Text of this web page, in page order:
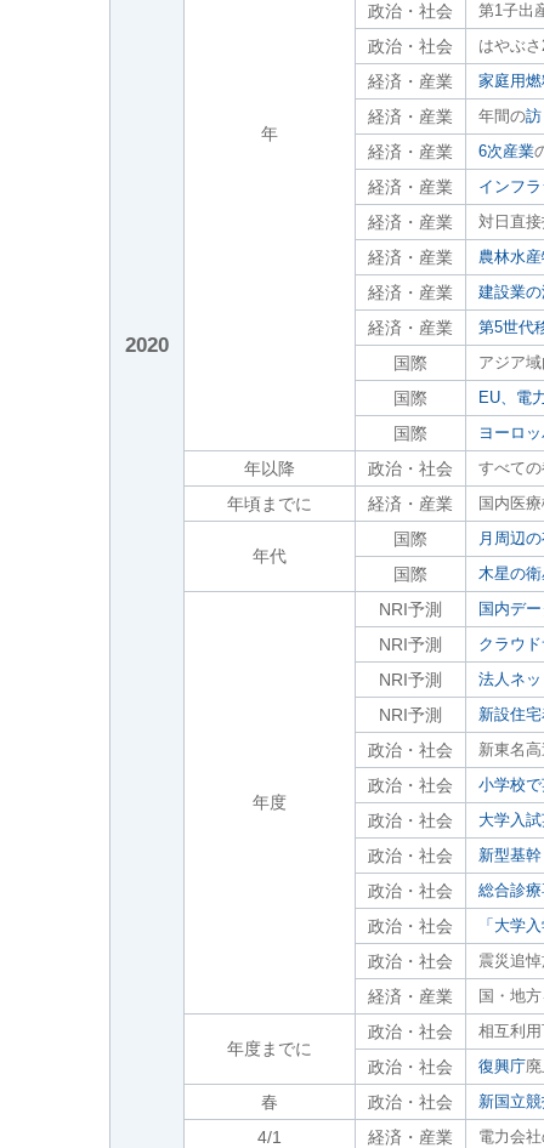
2020
年
政治・社会 第1子出
政治・社会 はやぶ
経済・産業 家庭用
経済・産業 年間の
経済・産業 6次産業
経済・産業 インフ
経済・産業 対日直
経済・産業 農林水
経済・産業 建設業
経済・産業 第5世代
国際 アジア
国際 EU、電
国際 ヨーロ
年以降 政治・社会 すべて
年頃までに 経済・産業 国内医
年代
国際 月周辺
国際 木星の
年度
NRI予測 国内デ
NRI予測 クラウ
NRI予測 法人ネ
NRI予測 新設住
政治・社会 新東名
政治・社会 小学校
政治・社会 大学入
政治・社会 新型基
政治・社会 総合診
政治・社会 「大学
政治・社会 震災追
経済・産業 国・地
年度までに
政治・社会 相互利
政治・社会 復興庁
春 政治・社会 新国立
4/1 経済・産業 電力会